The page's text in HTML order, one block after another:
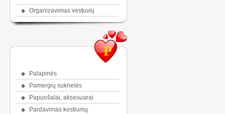
Organizavimas vestuvių
P
Palapinės
Pamergių suknelės
Papuošalai, aksesuarai
Pardavimas kostiumų